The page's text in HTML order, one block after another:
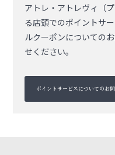
アトレ・アトレヴィ（
る店頭でのポイントサ
ルクーポンについての
せください。
ポイントサービスについてのお